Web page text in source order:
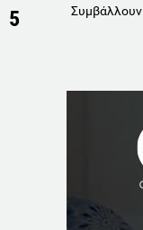
5
Συμβάλλουν